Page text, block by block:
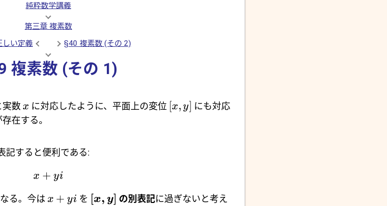
純粋数学講義
第三章 複素数
しい定義
§40 複素数 (その 2)
複素数 (その 1)
実数x に対応したように、平面上の変位 [x, y] にも対応
存在する。
記すると便利である:
x + yi
る。今は x + yi を [x, y] の別表記に過ぎないと考え